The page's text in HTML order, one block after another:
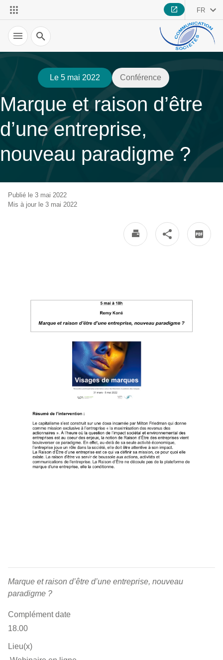
FR
Recherche
Le 5 mai 2022 Conférence
Marque et raison d’être
d’une entreprise,
nouveau paradigme ?
Publié le 3 mai 2022
Mis à jour le 3 mai 2022
Marque et raison d’être d’une entreprise, nouveau
paradigme ?
Complément date
18.00
Lieu(x)